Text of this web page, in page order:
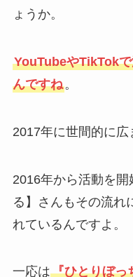
ょうか。
YouTubeやTikTok
んですね。
2017年に世間的に広
2016年から活動を
る】さんもその流れ
れているんですよ。
一応は『ひとりぼっ